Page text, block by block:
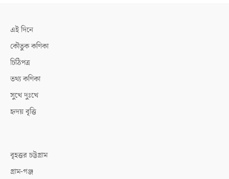
এই দিনে
কৌতুক কণিকা
চিঠিপত্র
তথ্য কণিকা
সুখে দুঃখে
হৃদয় বৃত্তি
বৃহত্তর চট্টগ্রাম
গ্রাম-গঞ্জ